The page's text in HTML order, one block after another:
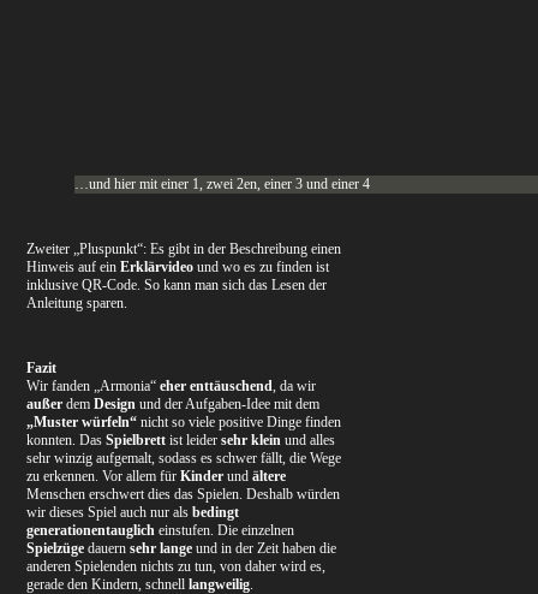
…und hier mit einer 1, zwei 2en, einer 3 und einer 4
Zweiter „Pluspunkt“: Es gibt in der Beschreibung einen
Hinweis auf einErklärvideo und wo es zu finden ist
inklusive QR-Code. So kann man sich das Lesen der
Anleitung sparen.
Fazit
Wir fanden „Armonia“eher enttäuschend, da wir
außer demDesign und der Aufgaben-Idee mit dem
„Muster würfeln“ nicht so viele positive Dinge finden
konnten. DasSpielbrett ist leidersehr klein und alles
sehr winzig aufgemalt, sodass es schwer fällt, die Wege
zu erkennen. Vor allem fürKinder undältere
Menschen erschwert dies das Spielen. Deshalb würden
wir dieses Spiel auch nur alsbedingt
generationentauglich einstufen. Die einzelnen
Spielzüge dauernsehr lange und in der Zeit haben die
anderen Spielenden nichts zu tun, von daher wird es,
gerade den Kindern, schnelllangweilig.